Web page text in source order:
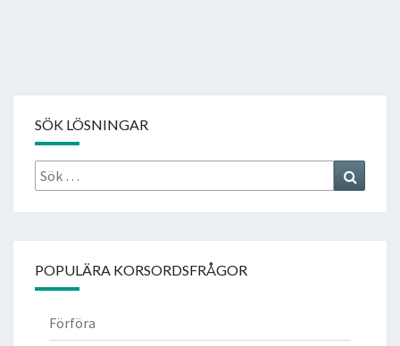
SÖK LÖSNINGAR
Sök
efter:
POPULÄRA KORSORDSFRÅGOR
Förföra